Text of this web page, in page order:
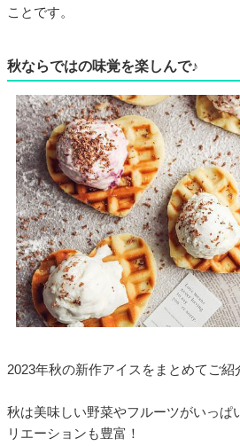
ことです。
秋ならではの味覚を楽しんで♪
2023年秋の新作アイスをまとめてご紹
秋は美味しい野菜やフルーツがいっぱ
リエーションも豊富！